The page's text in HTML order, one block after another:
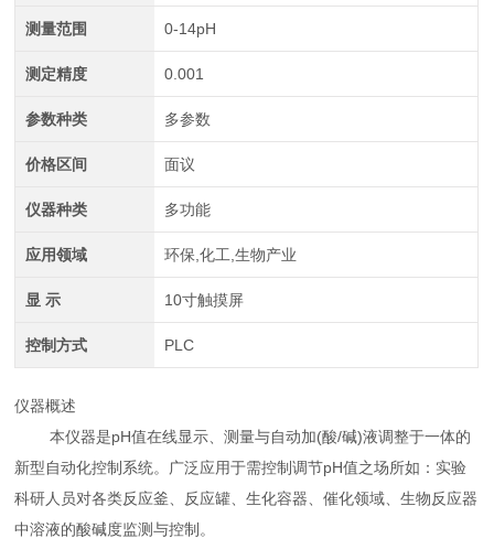
测量范围 0-14pH
测定精度 0.001
参数种类 多参数
价格区间 面议
仪器种类 多功能
应用领域 环保,化工,生物产业
显 示 10寸触摸屏
控制方式 PLC
仪器概述
本仪器是pH值在线显示、测量与自动加(酸/碱)液调整于一体的
新型自动化控制系统。广泛应用于需控制调节pH值之场所如：实验
科研人员对各类反应釜、反应罐、生化容器、催化领域、生物反应器
中溶液的酸碱度监测与控制。